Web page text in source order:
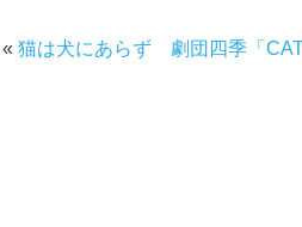
« 猫は犬にあらず 劇団四季「